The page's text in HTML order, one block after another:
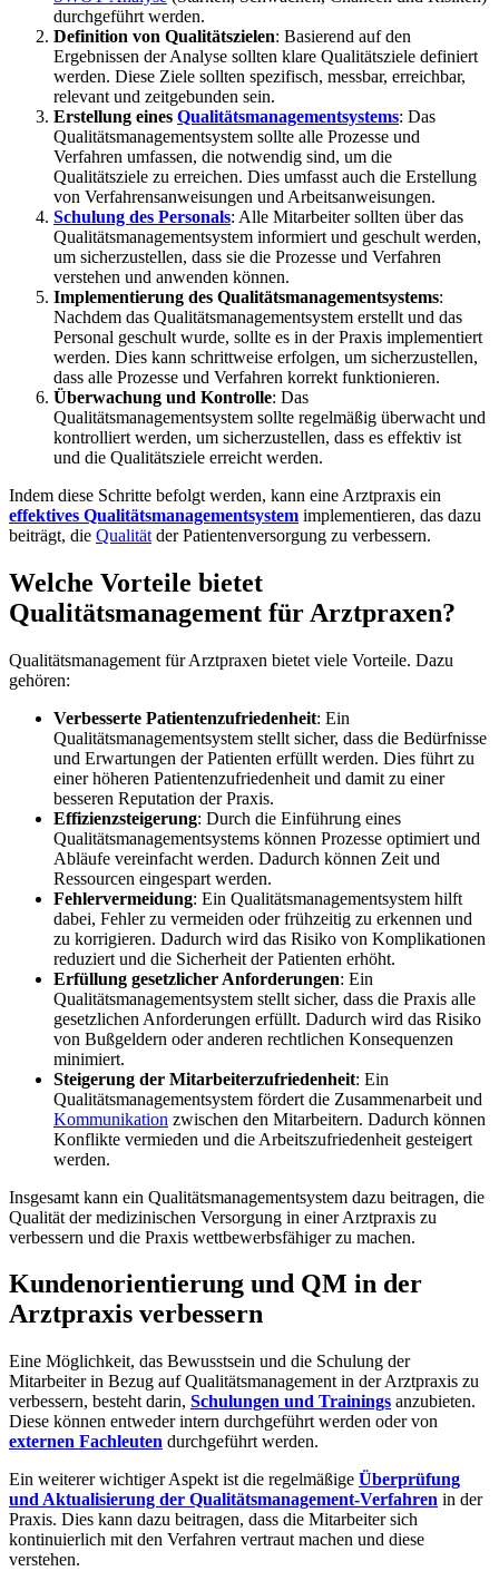
durchgeführt werden.
Definition von Qualitätszielen: Basierend auf den
Ergebnissen der Analyse sollten klare Qualitätsziele definiert
werden. Diese Ziele sollten spezifisch, messbar, erreichbar,
relevant und zeitgebunden sein.
Erstellung eines Qualitätsmanagementsystems: Das
Qualitätsmanagementsystem sollte alle Prozesse und
Verfahren umfassen, die notwendig sind, um die
Qualitätsziele zu erreichen. Dies umfasst auch die Erstellung
von Verfahrensanweisungen und Arbeitsanweisungen.
Schulung des Personals: Alle Mitarbeiter sollten über das
Qualitätsmanagementsystem informiert und geschult werden,
um sicherzustellen, dass sie die Prozesse und Verfahren
verstehen und anwenden können.
Implementierung des Qualitätsmanagementsystems:
Nachdem das Qualitätsmanagementsystem erstellt und das
Personal geschult wurde, sollte es in der Praxis implementiert
werden. Dies kann schrittweise erfolgen, um sicherzustellen,
dass alle Prozesse und Verfahren korrekt funktionieren.
Überwachung und Kontrolle: Das
Qualitätsmanagementsystem sollte regelmäßig überwacht und
kontrolliert werden, um sicherzustellen, dass es effektiv ist
und die Qualitätsziele erreicht werden.
Indem diese Schritte befolgt werden, kann eine Arztpraxis ein
effektives Qualitätsmanagementsystem implementieren, das dazu
beiträgt, die Qualität der Patientenversorgung zu verbessern.
Welche Vorteile bietet
Qualitätsmanagement für Arztpraxen?
Qualitätsmanagement für Arztpraxen bietet viele Vorteile. Dazu
gehören:
Verbesserte Patientenzufriedenheit: Ein
Qualitätsmanagementsystem stellt sicher, dass die Bedürfnisse
und Erwartungen der Patienten erfüllt werden. Dies führt zu
einer höheren Patientenzufriedenheit und damit zu einer
besseren Reputation der Praxis.
Effizienzsteigerung: Durch die Einführung eines
Qualitätsmanagementsystems können Prozesse optimiert und
Abläufe vereinfacht werden. Dadurch können Zeit und
Ressourcen eingespart werden.
Fehlervermeidung: Ein Qualitätsmanagementsystem hilft
dabei, Fehler zu vermeiden oder frühzeitig zu erkennen und
zu korrigieren. Dadurch wird das Risiko von Komplikationen
reduziert und die Sicherheit der Patienten erhöht.
Erfüllung gesetzlicher Anforderungen: Ein
Qualitätsmanagementsystem stellt sicher, dass die Praxis alle
gesetzlichen Anforderungen erfüllt. Dadurch wird das Risiko
von Bußgeldern oder anderen rechtlichen Konsequenzen
minimiert.
Steigerung der Mitarbeiterzufriedenheit: Ein
Qualitätsmanagementsystem fördert die Zusammenarbeit und
Kommunikation zwischen den Mitarbeitern. Dadurch können
Konflikte vermieden und die Arbeitszufriedenheit gesteigert
werden.
Insgesamt kann ein Qualitätsmanagementsystem dazu beitragen, die
Qualität der medizinischen Versorgung in einer Arztpraxis zu
verbessern und die Praxis wettbewerbsfähiger zu machen.
Kundenorientierung und QM in der
Arztpraxis verbessern
Eine Möglichkeit, das Bewusstsein und die Schulung der
Mitarbeiter in Bezug auf Qualitätsmanagement in der Arztpraxis zu
verbessern, besteht darin, Schulungen und Trainings anzubieten.
Diese können entweder intern durchgeführt werden oder von
externen Fachleuten durchgeführt werden.
Ein weiterer wichtiger Aspekt ist die regelmäßige Überprüfung
und Aktualisierung der Qualitätsmanagement-Verfahren in der
Praxis. Dies kann dazu beitragen, dass die Mitarbeiter sich
kontinuierlich mit den Verfahren vertraut machen und diese
verstehen.